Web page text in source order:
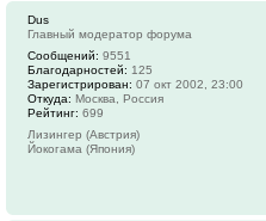
Dus
Главный модератор форума
Сообщений: 9551
Благодарностей: 125
Зарегистрирован: 07 окт 2002, 23:00
Откуда: Москва, Россия
Рейтинг: 699
Лизингер (Австрия)
Йокогама (Япония)